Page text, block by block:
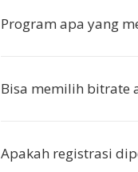
Program apa yang
Bisa memilih bitrate
Apakah registrasi